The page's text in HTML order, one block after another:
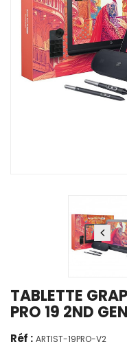
TABLETTE
PRO 19 2ND
Réf : ARTIST-19PRO-V2